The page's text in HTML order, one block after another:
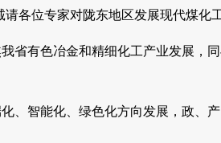
请各位专家对陇东地区发展现代煤
省有色冶金和精细化工产业发展，
、智能化、绿色化方向发展，政、